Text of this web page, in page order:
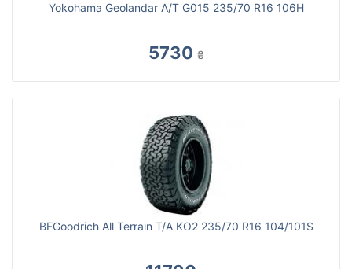
Yokohama Geolandar A/T G015 235/70 R16 106H
5730 ₴
BFGoodrich All Terrain T/A KO2 235/70 R16 104/101S